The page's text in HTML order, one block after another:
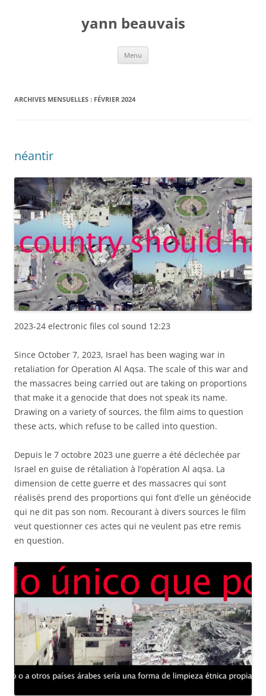
yann beauvais
Menu
ARCHIVES MENSUELLES : FÉVRIER 2024
néantir
2023-24 electronic files col sound 12:23
Since October 7, 2023, Israel has been waging war in
retaliation for Operation Al Aqsa. The scale of this war and
the massacres being carried out are taking on proportions
that make it a genocide that does not speak its name.
Drawing on a variety of sources, the film aims to question
these acts, which refuse to be called into question.
Depuis le 7 octobre 2023 une guerre a été déclechée par
Israel en guise de rétaliation à l’opération Al aqsa. La
dimension de cette guerre et des massacres qui sont
réalisés prend des proportions qui font d’elle un généocide
qui ne dit pas son nom. Recourant à divers sources le film
veut questionner ces actes qui ne veulent pas etre remis
en question.